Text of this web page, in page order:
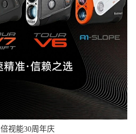
倍视能30周年庆